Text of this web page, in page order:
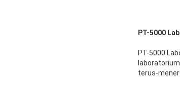
PT-5000
PT-5000
terus-